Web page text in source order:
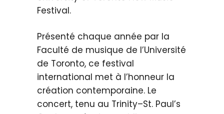
Festival.
Présenté chaque année par la
Faculté de musique de l’Université
de Toronto, ce festival
international met à l’honneur la
création contemporaine. Le
concert, tenu au Trinity–St. Paul’s